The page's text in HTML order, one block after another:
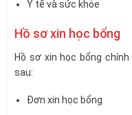
Y tế và sức khỏe
Hồ sơ xin học bổng
Hồ sơ xin học bổng
sau:
Đơn xin học bổng